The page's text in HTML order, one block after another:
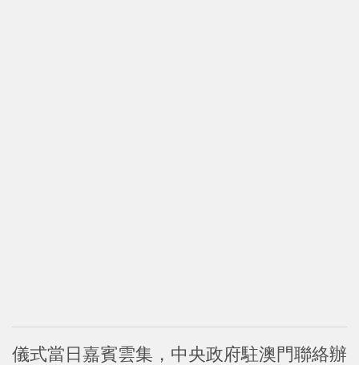
儀式當日嘉賓雲集，中央政府駐澳門聯絡辦